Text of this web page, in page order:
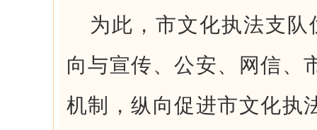
为此，市文化执法支
向与宣传、公安、网信、
机制，纵向促进市文化执